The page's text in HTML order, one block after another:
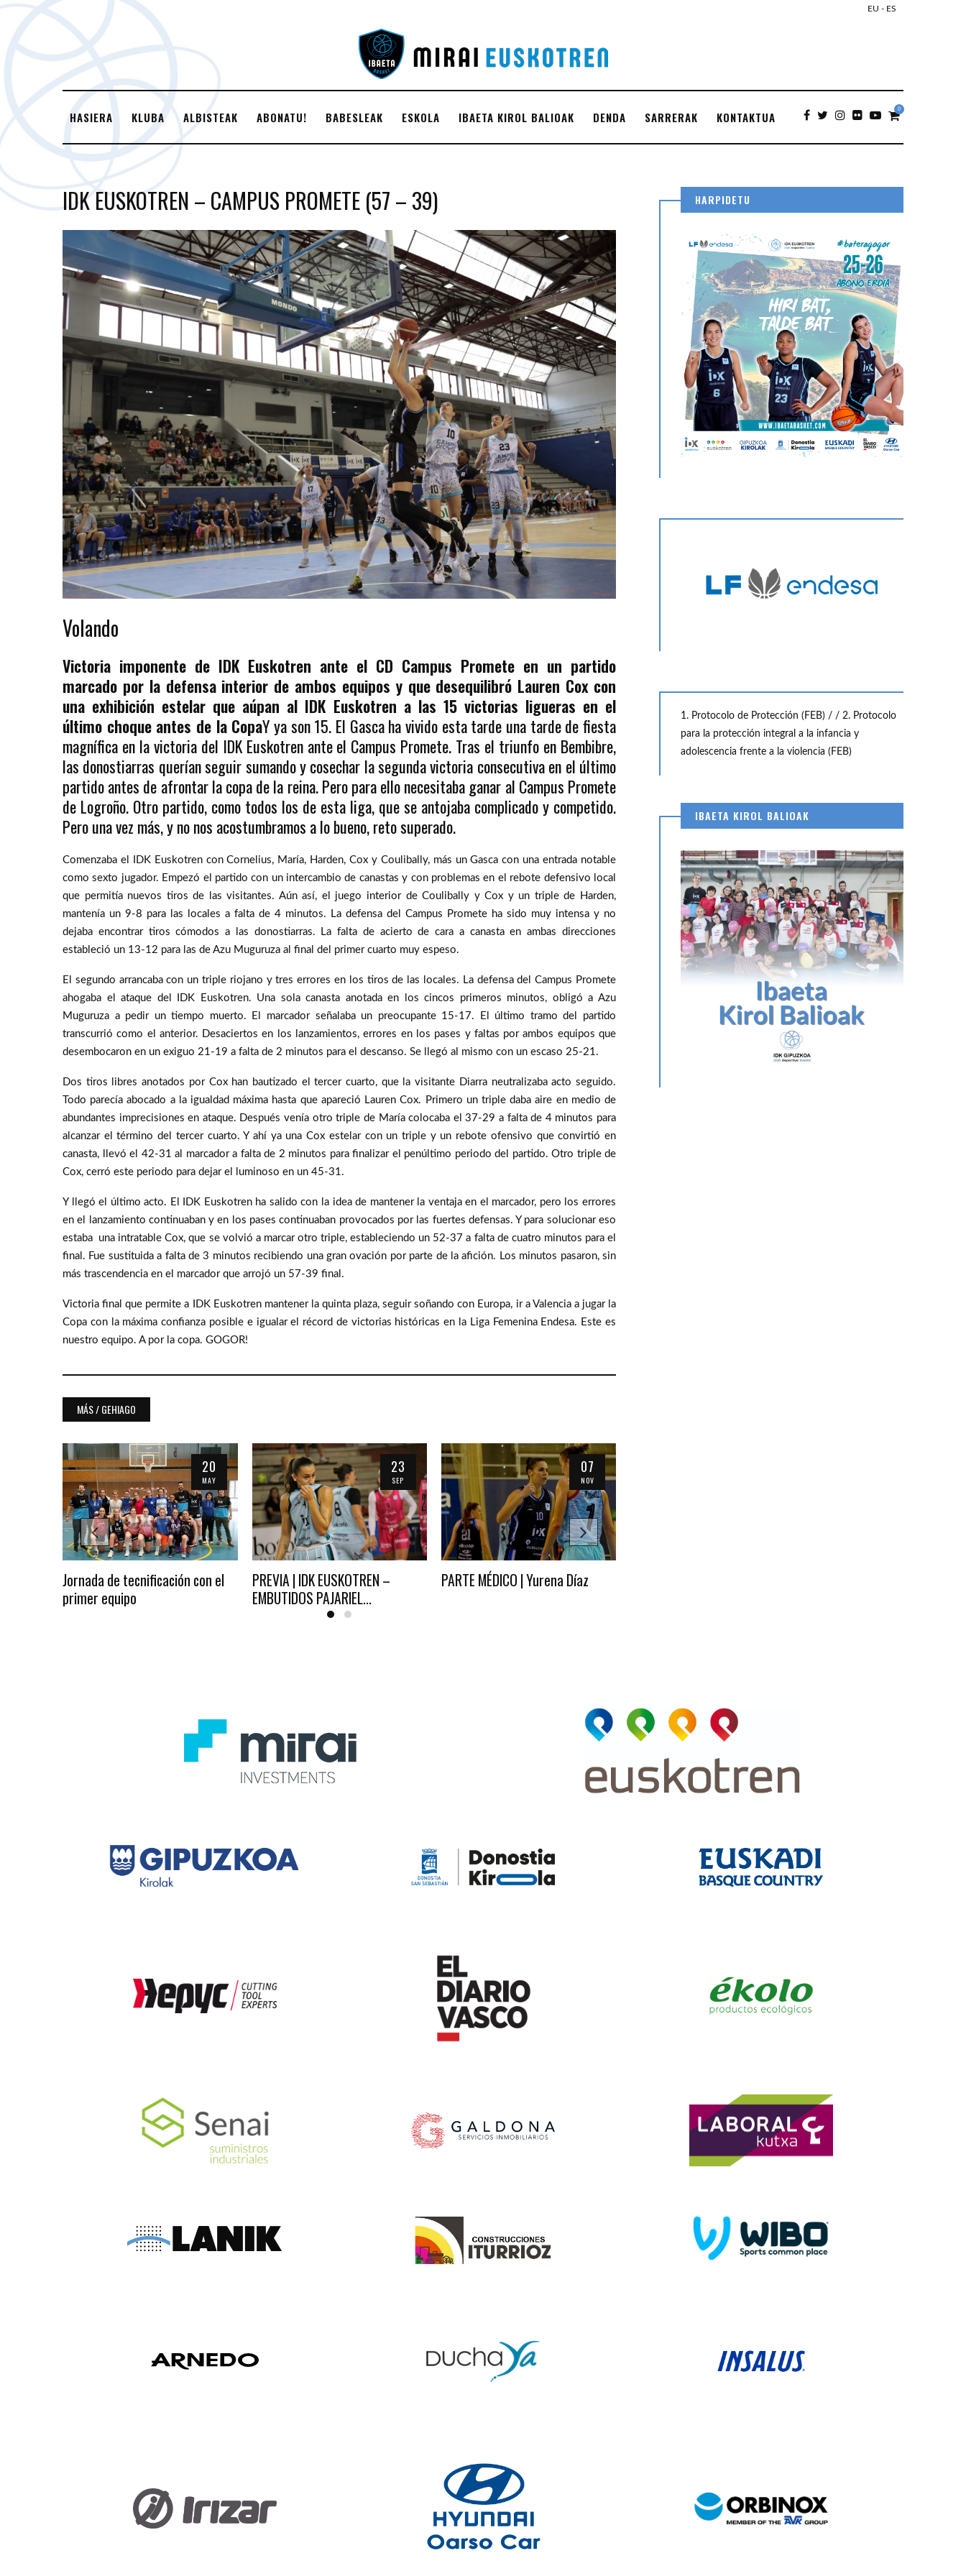
EU - ES
HASIERA KLUBA ALBISTEAK ABONATU! BABESLEAK ESKOLA IBAETA KIROL BALIOAK DENDA SARRERAK KONTAKTUA
0
IDK EUSKOTREN – CAMPUS PROMETE (57 – 39)
Volando
Victoria imponente de IDK Euskotren ante el CD Campus Promete en un partido
marcado por la defensa interior de ambos equipos y que desequilibró Lauren Cox con
una exhibición estelar que aúpan al IDK Euskotren a las 15 victorias ligueras en el
último choque antes de la CopaY ya son 15. El Gasca ha vivido esta tarde una tarde de fiesta
magnífica en la victoria del IDK Euskotren ante el Campus Promete. Tras el triunfo en Bembibre,
las donostiarras querían seguir sumando y cosechar la segunda victoria consecutiva en el último
partido antes de afrontar la copa de la reina. Pero para ello necesitaba ganar al Campus Promete
de Logroño. Otro partido, como todos los de esta liga, que se antojaba complicado y competido.
Pero una vez más, y no nos acostumbramos a lo bueno, reto superado.
Comenzaba el IDK Euskotren con Cornelius, María, Harden, Cox y Coulibally, más un Gasca con una entrada notable
como sexto jugador. Empezó el partido con un intercambio de canastas y con problemas en el rebote defensivo local
que permitía nuevos tiros de las visitantes. Aún así, el juego interior de Coulibally y Cox y un triple de Harden,
mantenía un 9-8 para las locales a falta de 4 minutos. La defensa del Campus Promete ha sido muy intensa y no
dejaba encontrar tiros cómodos a las donostiarras. La falta de acierto de cara a canasta en ambas direcciones
estableció un 13-12 para las de Azu Muguruza al final del primer cuarto muy espeso.
El segundo arrancaba con un triple riojano y tres errores en los tiros de las locales. La defensa del Campus Promete
ahogaba el ataque del IDK Euskotren. Una sola canasta anotada en los cincos primeros minutos, obligó a Azu
Muguruza a pedir un tiempo muerto. El marcador señalaba un preocupante 15-17. El último tramo del partido
transcurrió como el anterior. Desaciertos en los lanzamientos, errores en los pases y faltas por ambos equipos que
desembocaron en un exiguo 21-19 a falta de 2 minutos para el descanso. Se llegó al mismo con un escaso 25-21.
Dos tiros libres anotados por Cox han bautizado el tercer cuarto, que la visitante Diarra neutralizaba acto seguido.
Todo parecía abocado a la igualdad máxima hasta que apareció Lauren Cox. Primero un triple daba aire en medio de
abundantes imprecisiones en ataque. Después venía otro triple de María colocaba el 37-29 a falta de 4 minutos para
alcanzar el término del tercer cuarto. Y ahí ya una Cox estelar con un triple y un rebote ofensivo que convirtió en
canasta, llevó el 42-31 al marcador a falta de 2 minutos para finalizar el penúltimo periodo del partido. Otro triple de
Cox, cerró este periodo para dejar el luminoso en un 45-31.
Y llegó el último acto. El IDK Euskotren ha salido con la idea de mantener la ventaja en el marcador, pero los errores
en el lanzamiento continuaban y en los pases continuaban provocados por las fuertes defensas. Y para solucionar eso
estaba una intratable Cox, que se volvió a marcar otro triple, estableciendo un 52-37 a falta de cuatro minutos para el
final. Fue sustituida a falta de 3 minutos recibiendo una gran ovación por parte de la afición. Los minutos pasaron, sin
más trascendencia en el marcador que arrojó un 57-39 final.
Victoria final que permite a IDK Euskotren mantener la quinta plaza, seguir soñando con Europa, ir a Valencia a jugar la
Copa con la máxima confianza posible e igualar el récord de victorias históricas en la Liga Femenina Endesa. Este es
nuestro equipo. A por la copa. GOGOR!
MÁS / GEHIAGO
20
MAY
Jornada de tecnificación con el
primer equipo
23
SEP
PREVIA | IDK EUSKOTREN –
EMBUTIDOS PAJARIEL...
07
NOV
PARTE MÉDICO | Yurena Díaz
HARPIDETU
1. Protocolo de Protección (FEB) / / 2. Protocolo
para la protección integral a la infancia y
adolescencia frente a la violencia (FEB)
IBAETA KIROL BALIOAK